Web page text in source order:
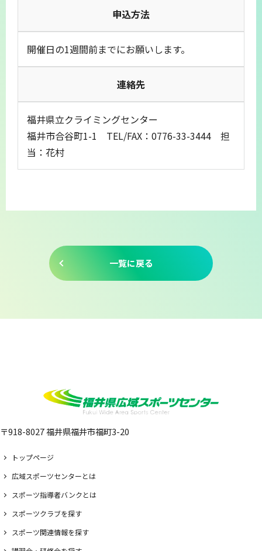
申込方法
開催日の1週間前までにお願いします。
連絡先
福井県立クライミングセンター
福井市合谷町1-1 TEL/FAX：0776-33-3444 担
当：花村
一覧に戻る
〒918-8027 福井県福井市福町3-20
トップページ
広域スポーツセンターとは
スポーツ指導者バンクとは
スポーツクラブを探す
スポーツ関連情報を探す